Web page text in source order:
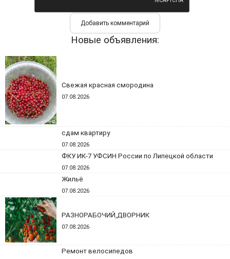
Новые объявления:
Свежая красная смородина
07.08.2026
сдам квартиру
07.08.2026
ФКУ ИК-7 УФСИН России по Липецкой области
07.08.2026
Жильё
07.08.2026
РАЗНОРАБОЧИЙ,ДВОРНИК
07.08.2026
Ремонт велосипедов